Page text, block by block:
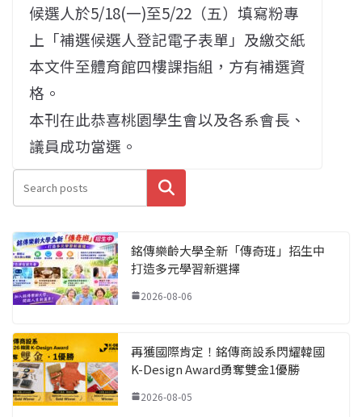
候選人於5/18(一)至5/22（五）填寫粉專
上「補選候選人登記電子表單」及繳交紙
本文件至體育館四樓課指組，方有補選資
格。
本刊在此恭喜桃園學生會以及各系會長、
議員成功當選。
搜尋
銘傳樂齡大學全新「傳奇班」招生中
打造多元學習新選擇
2026-08-06
再獲國際肯定！銘傳商設系閃耀韓國
K-Design Award勇奪雙金1優勝
2026-08-05